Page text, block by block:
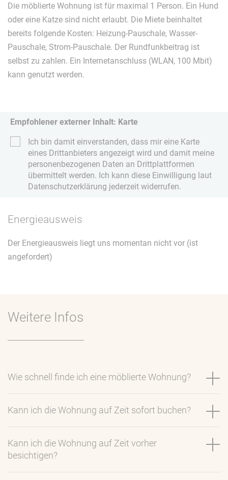
Die möblierte Wohnung ist für maximal 1 Person. Ein Hund
oder eine Katze sind nicht erlaubt. Die Miete beinhaltet
bereits folgende Kosten: Heizung-Pauschale, Wasser-
Pauschale, Strom-Pauschale. Der Rundfunkbeitrag ist
selbst zu zahlen. Ein Internetanschluss (WLAN, 100 Mbit)
kann genutzt werden.
Empfohlener externer Inhalt: Karte
Ich bin damit einverstanden, dass mir eine Karte
eines Drittanbieters angezeigt wird und damit meine
personenbezogenen Daten an Drittplattformen
übermittelt werden. Ich kann diese Einwilligung laut
Datenschutzerklärung jederzeit widerrufen.
Energieausweis
Der Energieausweis liegt uns momentan nicht vor (ist
angefordert)
Weitere Infos
Wie schnell finde ich eine möblierte Wohnung?
Kann ich die Wohnung auf Zeit sofort buchen?
Kann ich die Wohnung auf Zeit vorher
besichtigen?